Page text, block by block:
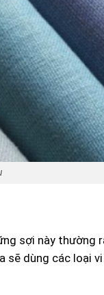
sợi này thường
dùng các loại